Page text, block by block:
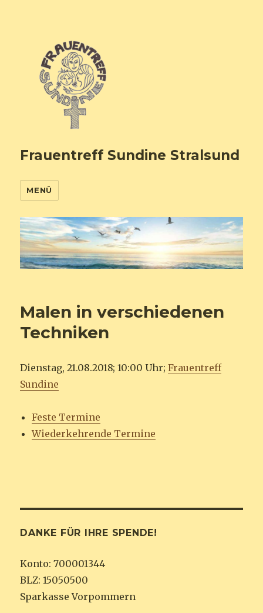
Frauentreff Sundine Stralsund
MENÜ
Malen in verschiedenen
Techniken
Dienstag, 21.08.2018; 10:00 Uhr;Frauentreff
Sundine
Feste Termine
Wiederkehrende Termine
DANKE FÜR IHRE SPENDE!
Konto: 700001344
BLZ: 15050500
Sparkasse Vorpommern